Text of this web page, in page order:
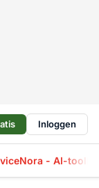
Inloggen
Nora - AI-tool